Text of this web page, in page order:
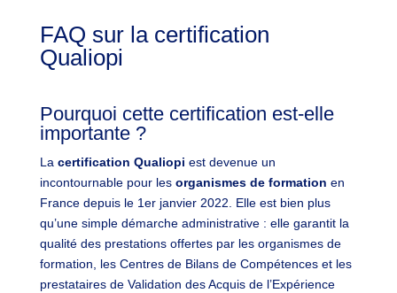
FAQ sur la certification
Qualiopi
Pourquoi cette certification est-elle
importante ?
La certification Qualiopi est devenue un
incontournable pour les organismes de formation en
France depuis le 1er janvier 2022. Elle est bien plus
qu’une simple démarche administrative : elle garantit la
qualité des prestations offertes par les organismes de
formation, les Centres de Bilans de Compétences et les
prestataires de Validation des Acquis de l’Expérience